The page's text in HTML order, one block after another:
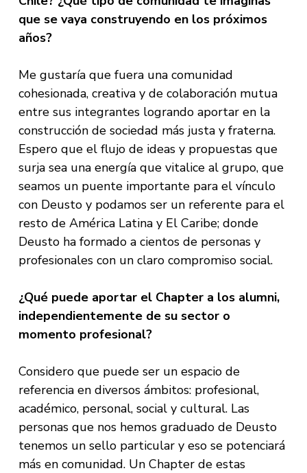
que se vaya construyendo en los próximos
años?
Me gustaría que fuera una comunidad
cohesionada, creativa y de colaboración mutua
entre sus integrantes logrando aportar en la
construcción de sociedad más justa y fraterna.
Espero que el flujo de ideas y propuestas que
surja sea una energía que vitalice al grupo, que
seamos un puente importante para el vínculo
con Deusto y podamos ser un referente para el
resto de América Latina y El Caribe; donde
Deusto ha formado a cientos de personas y
profesionales con un claro compromiso social.
¿Qué puede aportar el Chapter a los alumni,
independientemente de su sector o
momento profesional?
Considero que puede ser un espacio de
referencia en diversos ámbitos: profesional,
académico, personal, social y cultural. Las
personas que nos hemos graduado de Deusto
tenemos un sello particular y eso se potenciará
más en comunidad. Un Chapter de estas